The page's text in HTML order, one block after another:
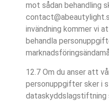
mot sådan behandling
invändning kommer vi
behandla
12.7 Om du anser att
personuppgifter sker i
dataskyddslagstiftning